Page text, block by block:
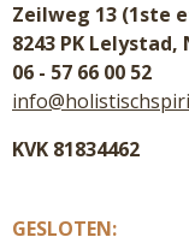
Zeilweg 13 (1ste
8243 PK Lelystad,
06 - 57 66 00 52
KVK 81834462
GESLOTEN: